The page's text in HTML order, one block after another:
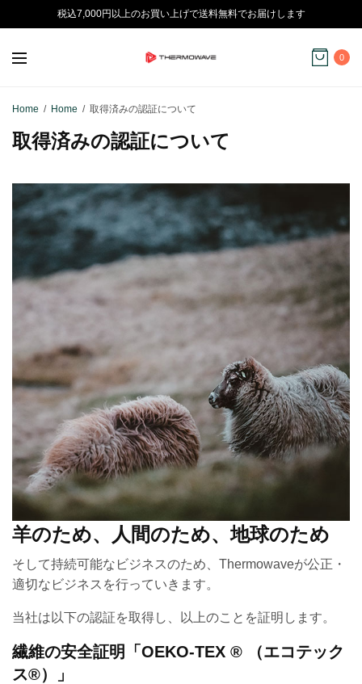
税込7,000円以上のお買い上げで送料無料でお届けします
0
Home Home 取得済みの認証について
取得済みの認証について
羊のため、人間のため、地球のため
そして持続可能なビジネスのため、Thermowaveが公正・
適切なビジネスを行っていきます。
当社は以下の認証を取得し、以上のことを証明します。
繊維の安全証明「OEKO-TEX ® （エコテック
ス®）」